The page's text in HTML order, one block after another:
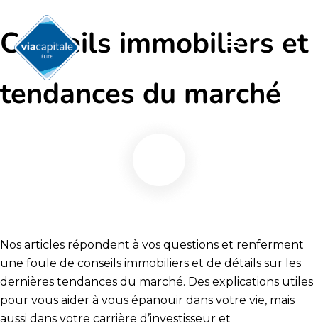
contenu
Conseils immobiliers et
tendances du marché
Nos articles répondent à vos questions et renferment
une foule de conseils immobiliers et de détails sur les
dernières tendances du marché. Des explications utiles
pour vous aider à vous épanouir dans votre vie, mais
aussi dans votre carrière d’investisseur et